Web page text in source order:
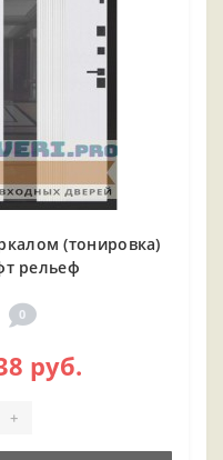
(тонировка)
рельеф
0
руб.
+